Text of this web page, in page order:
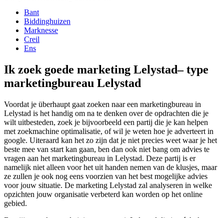
Bant
Biddinghuizen
Marknesse
Creil
Ens
Ik zoek goede marketing Lelystad– type
marketingbureau Lelystad
Voordat je überhaupt gaat zoeken naar een marketingbureau in
Lelystad is het handig om na te denken over de opdrachten die je
wilt uitbesteden, zoek je bijvoorbeeld een partij die je kan helpen
met zoekmachine optimalisatie, of wil je weten hoe je adverteert in
google. Uiteraard kan het zo zijn dat je niet precies weet waar je het
beste mee van start kan gaan, ben dan ook niet bang om advies te
vragen aan het marketingbureau in Lelystad. Deze partij is er
namelijk niet alleen voor het uit handen nemen van de klusjes, maar
ze zullen je ook nog eens voorzien van het best mogelijke advies
voor jouw situatie. De marketing Lelystad zal analyseren in welke
opzichten jouw organisatie verbeterd kan worden op het online
gebied.